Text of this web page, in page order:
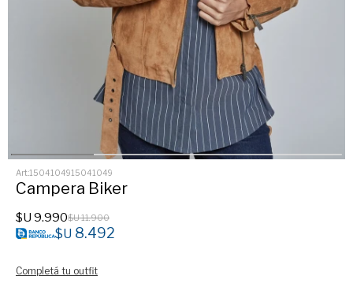
1504104915041049
Campera Biker
$U 9.990$U11.900
$U 8.492
Completá tu outfit